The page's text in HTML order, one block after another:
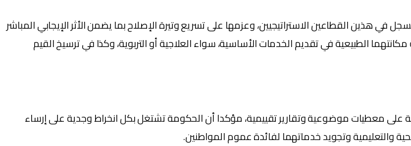
هذين القطاعين الاستراتيجيين، وعزمها على تسريع وتيرة الإصلاح بما يضمن الأثر الإيجابي المباشر
الطبيعية في تقديم الخدمات الأساسية، سواء العلاجية أو التربوية، وكذا في ترسيخ القيم
على معطيات موضوعية وتقارير تقييمية، مؤكدا أن الحكومة تشتغل بكل انخراط وجدية على إرساء
والتعليمية وتجويد خدماتهما لفائدة عموم المواطنين.